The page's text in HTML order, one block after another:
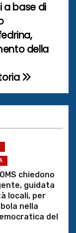
a base di
della
chiedono
guidata
locali, per
nella
del